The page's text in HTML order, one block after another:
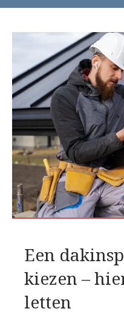
Een
kiezen –
letten